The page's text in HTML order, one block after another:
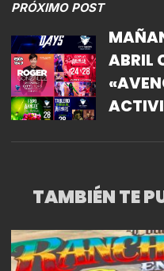
PRÓXIMO POST
ABRIL
TAMBIÉN TE